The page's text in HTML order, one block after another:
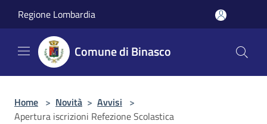
Regione Lombardia
Comune di Binasco
Home > Novità > Avvisi >
Apertura iscrizioni Refezione Scolastica